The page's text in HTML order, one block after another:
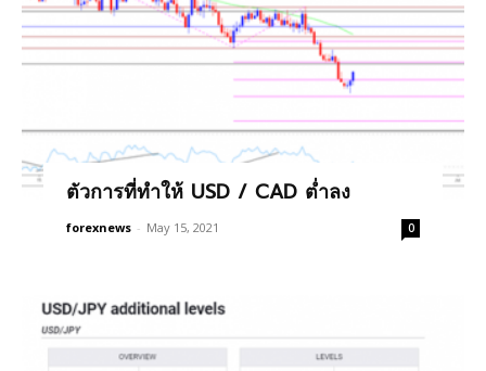
ตัวการที่ทำให้ USD / CAD ต่ำลง
forexnews - May 15, 2021 0